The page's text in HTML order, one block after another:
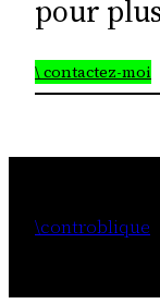
pour
\ contactez-moi
\controblique